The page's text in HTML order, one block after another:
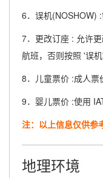
6．误机(NOSHOW)
7．更改订座 : 允许
航班，否则按照 '误
8．儿童票价 :成人票
9．婴儿票价 :使用
注：以上信息仅供参
地理环境